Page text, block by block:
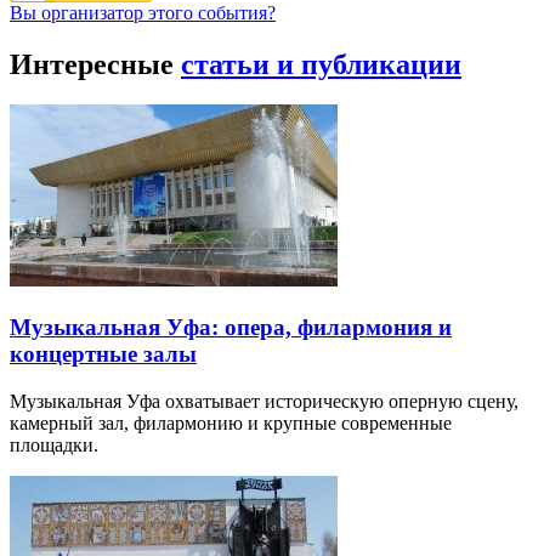
Вы организатор этого события?
Интересные статьи и публикации
Музыкальная Уфа: опера, филармония и
концертные залы
Музыкальная Уфа охватывает историческую оперную сцену,
камерный зал, филармонию и крупные современные
площадки.